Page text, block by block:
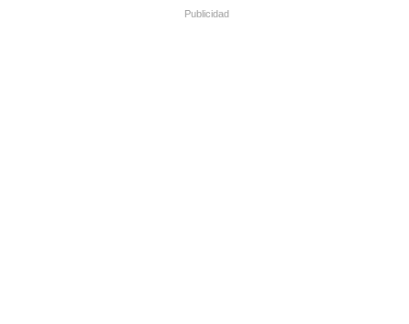
Publicidad